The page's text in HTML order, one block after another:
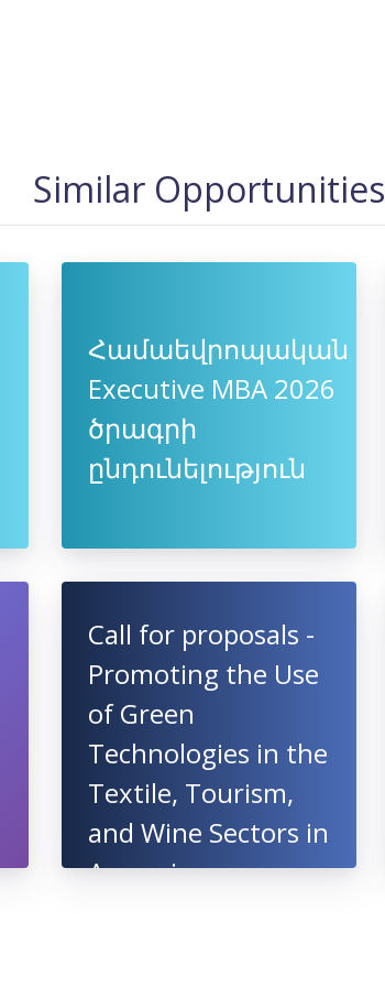
Similar Opportunities
Համաեվրոպական
Executive MBA 2026
ծրագրի
ընդունելություն
Call for proposals -
Promoting the Use
of Green
Technologies in the
Textile, Tourism,
and Wine Sectors in
Armenia